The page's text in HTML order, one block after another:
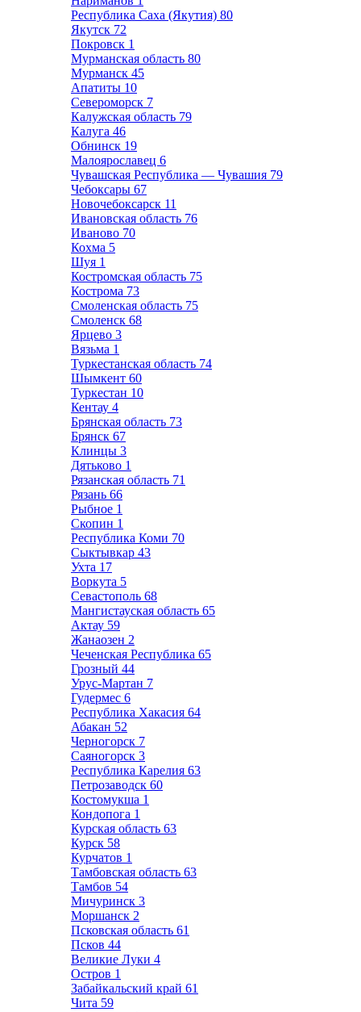
Республика Саха (Якутия) 80
Якутск 72
Покровск 1
Мурманская область 80
Мурманск 45
Апатиты 10
Североморск 7
Калужская область 79
Калуга 46
Обнинск 19
Малоярославец 6
Чувашская Республика — Чувашия 79
Чебоксары 67
Новочебоксарск 11
Ивановская область 76
Иваново 70
Кохма 5
Шуя 1
Костромская область 75
Кострома 73
Смоленская область 75
Смоленск 68
Ярцево 3
Вязьма 1
Туркестанская область 74
Шымкент 60
Туркестан 10
Кентау 4
Брянская область 73
Брянск 67
Клинцы 3
Дятьково 1
Рязанская область 71
Рязань 66
Рыбное 1
Скопин 1
Республика Коми 70
Сыктывкар 43
Ухта 17
Воркута 5
Севастополь 68
Мангистауская область 65
Актау 59
Жанаозен 2
Чеченская Республика 65
Грозный 44
Урус-Мартан 7
Гудермес 6
Республика Хакасия 64
Абакан 52
Черногорск 7
Саяногорск 3
Республика Карелия 63
Петрозаводск 60
Костомукша 1
Кондопога 1
Курская область 63
Курск 58
Курчатов 1
Тамбовская область 63
Тамбов 54
Мичуринск 3
Моршанск 2
Псковская область 61
Псков 44
Великие Луки 4
Остров 1
Забайкальский край 61
Чита 59